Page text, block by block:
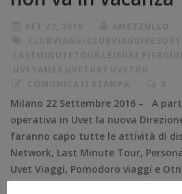
Milano 22 Settembre 2016 – A
operativa in Uvet la nuova
faranno capo tutte le attività di
Network, Last Minute Tour,
Uvet Viaggi, Pomodoro viaggi e
(Uvetgo e World Heritage), e la